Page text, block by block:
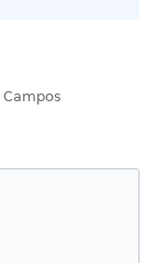
Campos